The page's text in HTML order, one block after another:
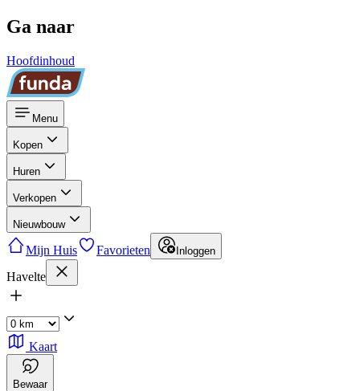
Ga naar
Hoofdinhoud
Menu
Kopen
Huren
Verkopen
Nieuwbouw
Mijn Huis Favorieten Inloggen
Havelte
Kaart
Bewaar